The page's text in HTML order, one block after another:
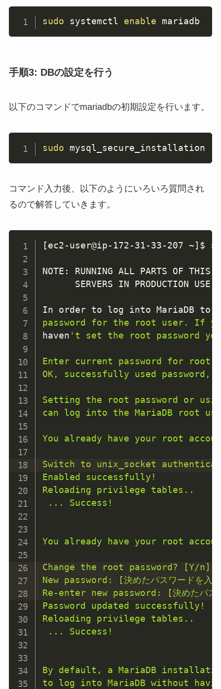
sudo systemctl enable mariadb
手順3: DBの設定を行う
以下のコマンドでmariadbの初期設定を行います。
sudo mysql_secure_installation
コマンド入力後、以下のようにいろいろ質問され
るので解答していきます。
[ec2-user@ip-172-31-33-207 ~] $
NOTE: RUNNING ALL PARTS OF THIS
      SERVERS IN PRODUCTION USE
In order to log into MariaDB to
password for the root user. If
haven 't set the root password
Enter current password for
OK, successfully used password,
Setting the root password or
can log into the MariaDB root
You already have your root
Switch to unix_socket
Enabled successfully!
Reloading privilege tables..
... Success!
You already have your root
Change the root password? [Y/n] Y
New password: [決めたパスワードを入
Re-enter new password: [決めたパス
Password updated successfully!
Reloading privilege tables..
... Success!
By default, a MariaDB
to log into MariaDB without